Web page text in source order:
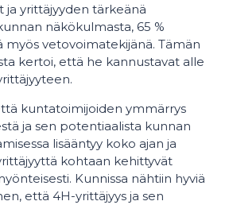
ja yrittäjyyden tärkeänä
näkökulmasta, 65 %
myös vetovoimatekijänä. Tämän
kertoi, että he kannustavat alle
kuntatoimijoiden ymmärrys
ja sen potentiaalista kunnan
lisääntyy koko ajan ja
kohtaan kehittyvät
Kunnissa nähtiin hyviä
että 4H-yrittäjyys ja sen